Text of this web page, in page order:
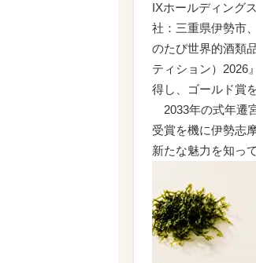
IXホールディング
社：三重県伊勢市
のたび世界的酒類
ティション）2026
得し、ゴールド賞
2033年の式年遷
受賞を機に伊勢志
新たな魅力を知っ